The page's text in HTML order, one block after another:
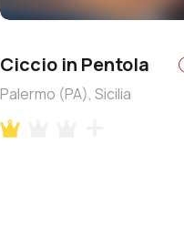
Ciccio in Pentola
Palermo (PA), Sicilia